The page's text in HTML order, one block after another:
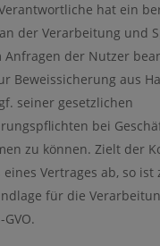
hat ein
der Verarbeitung und
Anfragen der Nutzer
Beweissicherung aus
seiner gesetzlichen
bei
zu können. Zielt der
eines Vertrages ab, so ist
für die